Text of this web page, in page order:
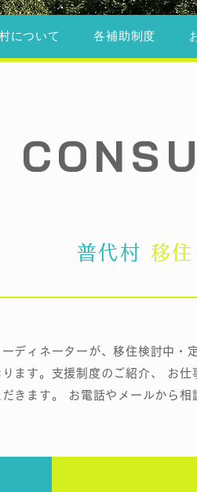
について 各補助制度
​普代村 移住
ディネーターが、移住検討中・
ます。支援制度のご紹介、 お
だきます。 お電話やメールから